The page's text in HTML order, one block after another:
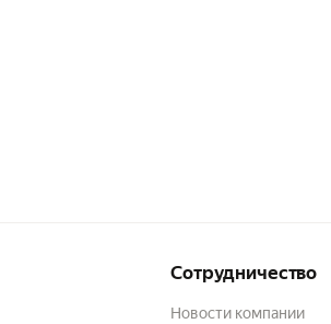
Сотрудничество
Новости компании